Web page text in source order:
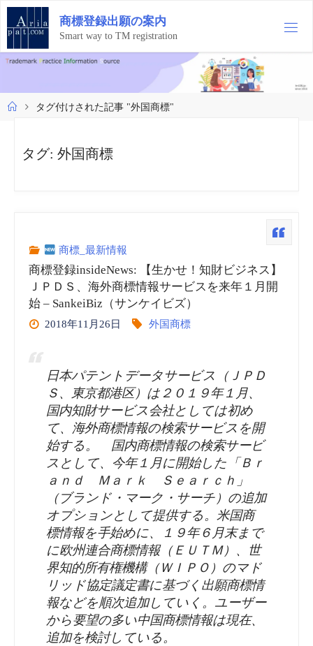
コ
テ
ン
ツ
ス
キ
商標登録出願の案内
Smart way to TM registration
ホ
タグ付けされた記事 "外国商標"
タグ:外国商標
商標_最新情報
商標登録insideNews: 【生かせ！知財ビジネス】
ＪＰＤＳ、海外商標情報サービスを来年１月開
始 – SankeiBiz（サンケイビズ）
2018年11月26日 外国商標
日本パテントデータサービス（ＪＰＤ
Ｓ、東京都港区）は２０１９年１月、
国内知財サービス会社としては初め
て、海外商標情報の検索サービスを開
始する。 国内商標情報の検索サービ
スとして、今年１月に開始した「Ｂｒ
ａｎｄ Ｍａｒｋ Ｓｅａｒｃｈ」
（ブランド・マーク・サーチ）の追加
オプションとして提供する。米国商
標情報を手始めに、１９年６月末まで
に欧州連合商標情報（ＥＵＴＭ）、世
界知的所有権機構（ＷＩＰＯ）のマド
リッド協定議定書に基づく出願商標情
報などを順次追加していく。ユーザー
から要望の多い中国商標情報は現在、
追加を検討している。